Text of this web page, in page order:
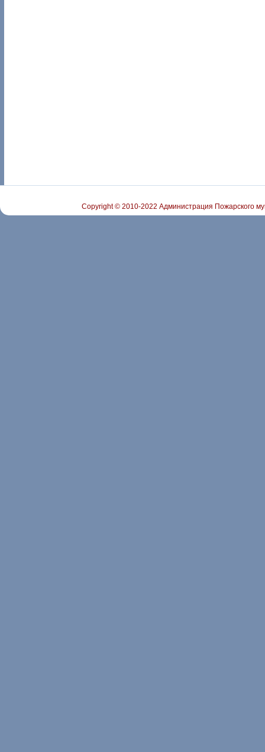
Copyright © 2010-2022 Администрация Пожарского